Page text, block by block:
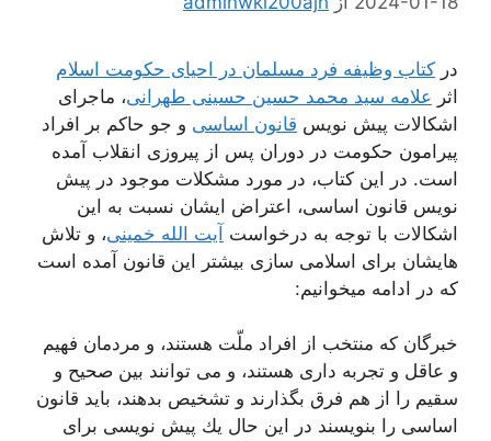
در کتاب وظیفه فرد مسلمان در احیای حکومت اسلام
اثر علامه سید محمد حسین حسینی طهرانی، ماجرای
اشکالات پیش نویس قانون اساسی و جو حاکم بر افراد
پیرامون حکومت در دوران پس از پیروزی انقلاب آمده
است. در این کتاب، در مورد مشکلات موجود در پیش
نویس قانون اساسی، اعتراض ایشان نسبت به این
اشکالات با توجه به درخواست آیت الله خمینی، و تلاش
هایشان برای اسلامی سازی بیشتر این قانون آمده است
که در ادامه میخوانیم:
خبرگان كه منتخب از افراد ملّت هستند، و مردمان فهیم
و عاقل و تجربه دارى هستند، و مى توانند بین صحیح و
سقیم را از هم فرق بگذارند و تشخیص بدهند، باید قانون
اساسى را بنویسند در این حال یك پیش نویسى براى